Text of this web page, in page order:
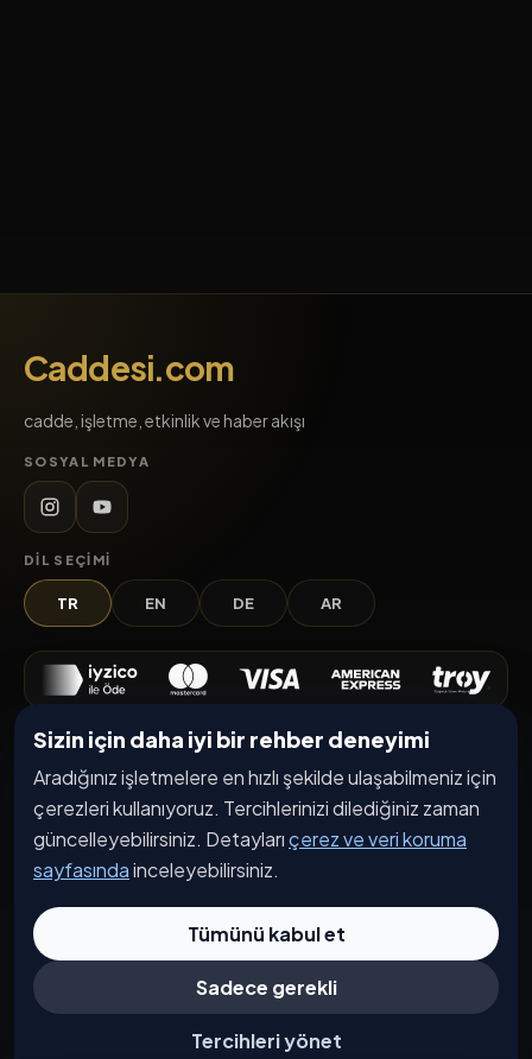
Sizin için daha iyi bir rehber deneyimi
Aradığınız işletmelere en hızlı şekilde ulaşabilmeniz için
çerezleri kullanıyoruz. Tercihlerinizi dilediğiniz zaman
güncelleyebilirsiniz. Detaylarıçerez ve veri koruma
sayfasındainceleyebilirsiniz.
Tümünü kabul et
Sadece gerekli
Tercihleri yönet
Caddesi.com
cadde, işletme, etkinlik ve haber akışı
SOSYAL MEDYA
DIL SEÇIMI
TR EN DE AR
Keşfet
İşletmeler
Etkinlikler
Kampanyalar
Haberler
İşletme Başvurusu
Kurumsal